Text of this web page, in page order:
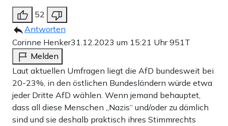
52
Antworten
Corinne Henker31.12.2023 um 15:21 Uhr951T
Melden
Laut aktuellen Umfragen liegt die AfD bundesweit bei
20-23%, in den östlichen Bundesländern würde etwa
jeder Dritte AfD wählen. Wenn jemand behauptet,
dass all diese Menschen „Nazis“ und/oder zu dämlich
sind und sie deshalb praktisch ihres Stimmrechts